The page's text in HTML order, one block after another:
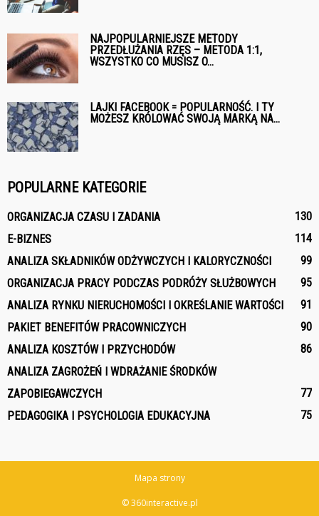
NAJPOPULARNIEJSZE METODY
PRZEDŁUŻANIA RZĘS – METODA 1:1,
WSZYSTKO CO MUSISZ O...
LAJKI FACEBOOK = POPULARNOŚĆ. I TY
MOŻESZ KRÓLOWAĆ SWOJĄ MARKĄ NA...
POPULARNE KATEGORIE
ORGANIZACJA CZASU I ZADANIA
130
E-BIZNES
114
ANALIZA SKŁADNIKÓW ODŻYWCZYCH I KALORYCZNOŚCI
99
ORGANIZACJA PRACY PODCZAS PODRÓŻY SŁUŻBOWYCH
95
ANALIZA RYNKU NIERUCHOMOŚCI I OKREŚLANIE WARTOŚCI
91
PAKIET BENEFITÓW PRACOWNICZYCH
90
ANALIZA KOSZTÓW I PRZYCHODÓW
86
ANALIZA ZAGROŻEŃ I WDRAŻANIE ŚRODKÓW
ZAPOBIEGAWCZYCH
77
PEDAGOGIKA I PSYCHOLOGIA EDUKACYJNA
75
Mapa strony
© 360interactive.pl